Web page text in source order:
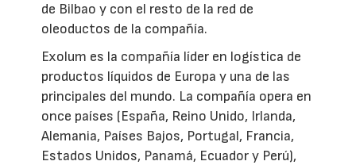
de Bilbao y con el resto de la red de
oleoductos de la compañía.
Exolum es la compañía líder en logística de
productos líquidos de Europa y una de las
principales del mundo. La compañía opera en
once países (España, Reino Unido, Irlanda,
Alemania, Países Bajos, Portugal, Francia,
Estados Unidos, Panamá, Ecuador y Perú),